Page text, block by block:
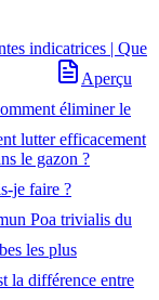
indicatrices | Que
Aperçu
éliminer le
lutter efficacement
le gazon ?
je faire ?
Poa trivialis du
les plus
la différence entre